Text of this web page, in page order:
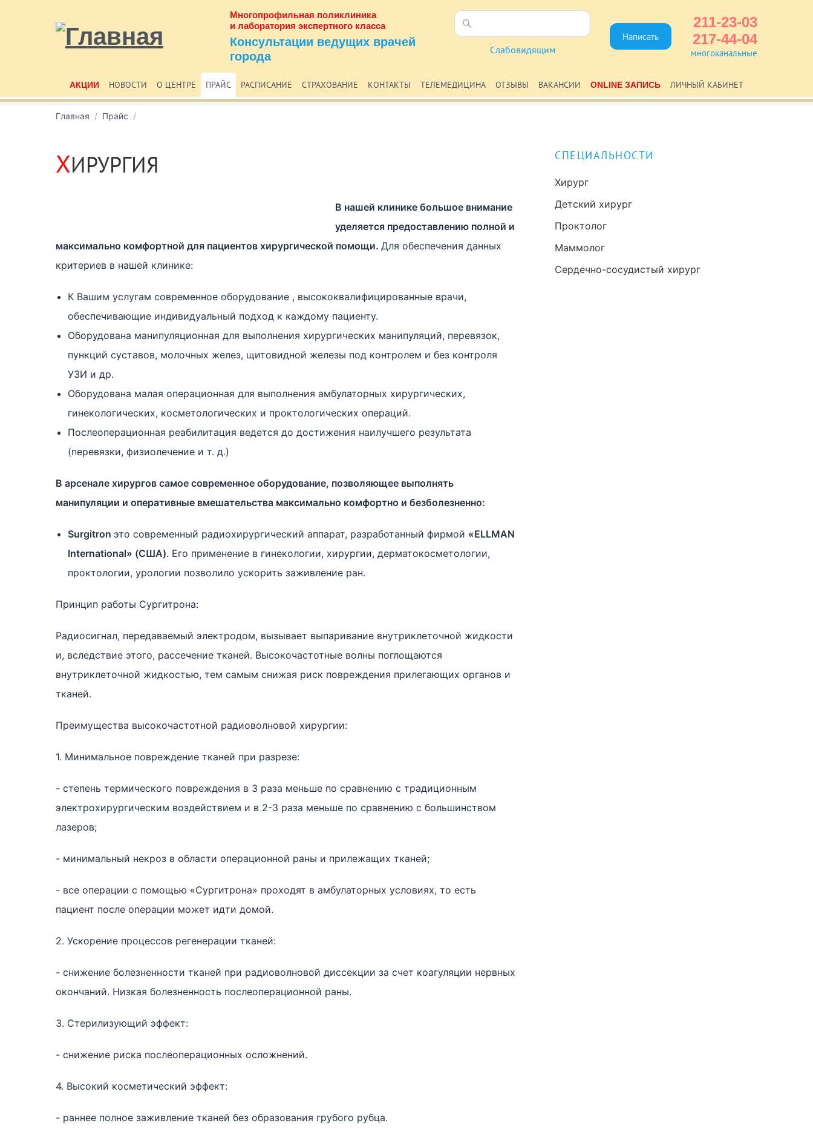
Многопрофильная поликлиника
и лаборатория экспертного класса
Консультации ведущих врачей
города
Cлабовидящим
Написать
211-23-03
217-44-04
многоканальные
АКЦИИ НОВОСТИ О ЦЕНТРЕ ПРАЙС РАСПИСАНИЕ СТРАХОВАНИЕ КОНТАКТЫ ТЕЛЕМЕДИЦИНА ОТЗЫВЫ ВАКАНСИИ ONLINE ЗАПИСЬ ЛИЧНЫЙ КАБИНЕТ
Главная Прайс
ХИРУРГИЯ
В нашей клинике большое внимание
уделяется предоставлению полной и
максимально комфортной для пациентов хирургической помощи. Для обеспечения данных
критериев в нашей клинике:
К Вашим услугам современное оборудование , высококвалифицированные врачи,
обеспечивающие индивидуальный подход к каждому пациенту.
Оборудована манипуляционная для выполнения хирургических манипуляций, перевязок,
пункций суставов, молочных желез, щитовидной железы под контролем и без контроля
УЗИ и др.
Оборудована малая операционная для выполнения амбулаторных хирургических,
гинекологических, косметологических и проктологических операций.
Послеоперационная реабилитация ведется до достижения наилучшего результата
(перевязки, физиолечение и т. д.)
В арсенале хирургов самое современное оборудование, позволяющее выполнять
манипуляции и оперативные вмешательства максимально комфортно и безболезненно:
Surgitron это современный радиохирургический аппарат, разработанный фирмой «ELLMAN
International» (США). Его применение в гинекологии, хирургии, дерматокосметологии,
проктологии, урологии позволило ускорить заживление ран.
Принцип работы Сургитрона:
Радиосигнал, передаваемый электродом, вызывает выпаривание внутриклеточной жидкости
и, вследствие этого, рассечение тканей. Высокочастотные волны поглощаются
внутриклеточной жидкостью, тем самым снижая риск повреждения прилегающих органов и
тканей.
Преимущества высокочастотной радиоволновой хирургии:
1. Минимальное повреждение тканей при разрезе:
- степень термического повреждения в 3 раза меньше по сравнению с традиционным
электрохирургическим воздействием и в 2-3 раза меньше по сравнению с большинством
лазеров;
- минимальный некроз в области операционной раны и прилежащих тканей;
- все операции с помощью «Сургитрона» проходят в амбулаторных условиях, то есть
пациент после операции может идти домой.
2. Ускорение процессов регенерации тканей:
- снижение болезненности тканей при радиоволновой диссекции за счет коагуляции нервных
окончаний. Низкая болезненность послеоперационной раны.
3. Стерилизующий эффект:
- снижение риска послеоперационных осложнений.
4. Высокий косметический эффект:
- раннее полное заживление тканей без образования грубого рубца.
СПЕЦИАЛЬНОСТИ
Хирург
Детский хирург
Проктолог
Маммолог
Сердечно-сосудистый хирург